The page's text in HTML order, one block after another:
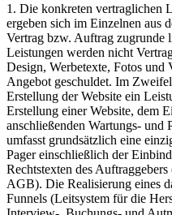
1. Die konkreten vertraglichen
ergeben sich im Einzelnen aus
Vertrag bzw. Auftrag zugrunde
Leistungen werden nicht
Design, Werbetexte, Fotos
Angebot geschuldet. Im
Erstellung der Website ein
Erstellung einer Website, dem
anschließenden Wartungs- und
umfasst grundsätzlich eine
Pager einschließlich der
Rechtstexten des
AGB). Die Realisierung eines
Funnels (Leitsystem für die